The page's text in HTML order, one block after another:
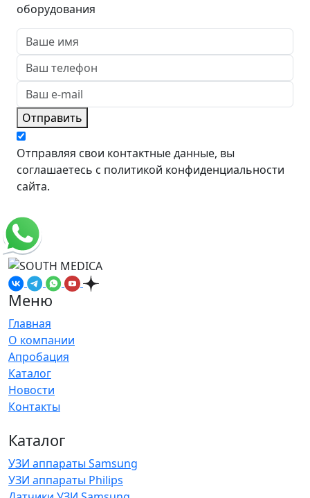
оборудования
Отправить
Отправляя свои контактные данные, вы
соглашаетесь с политикой конфиденциальности
сайта.
Меню
Главная
О компании
Апробация
Каталог
Новости
Контакты
Каталог
УЗИ аппараты Samsung
УЗИ аппараты Philips